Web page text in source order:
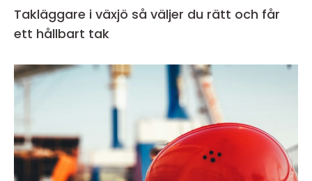
Takläggare i växjö så väljer du rätt och får
ett hållbart tak